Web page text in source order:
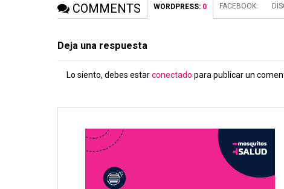
COMMENTS WORDPRESS: 0 FACEBOOK:
Deja una respuesta
Lo siento, debes estarconectado para publicar un